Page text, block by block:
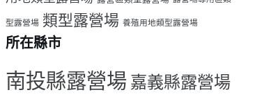
型露營場 類型露營場 養殖用地類型露營場
所在縣市
南投縣露營場 嘉義縣露營場